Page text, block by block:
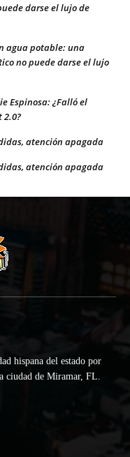
darse el lujo de
agua potable: una
no puede darse el lujo
Espinosa: ¿Falló el
2.0?
atención apagada
atención apagada
hispana del estado por
ciudad de Miramar, FL.